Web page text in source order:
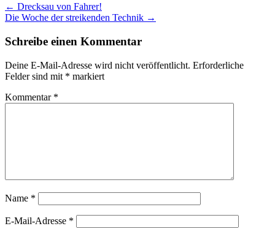
Post
navigation
← Drecksau von Fahrer!
Die Woche der streikenden Technik →
Schreibe einen Kommentar
Deine E-Mail-Adresse wird nicht veröffentlicht. Erforderliche
Felder sind mit * markiert
Kommentar *
Name *
E-Mail-Adresse *